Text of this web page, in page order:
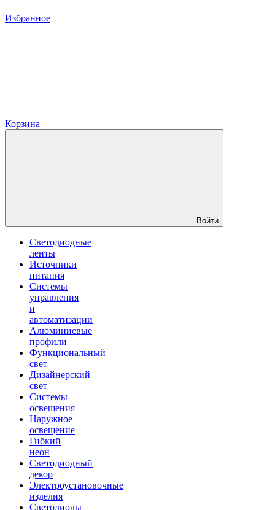
Избранное
Корзина
Войти
Светодиодные
ленты
Источники
питания
Системы
управления
и
автоматизации
Алюминиевые
профили
Функциональный
свет
Дизайнерский
свет
Системы
освещения
Наружное
освещение
Гибкий
неон
Светодиодный
декор
Электроустановочные
изделия
Светодиоды